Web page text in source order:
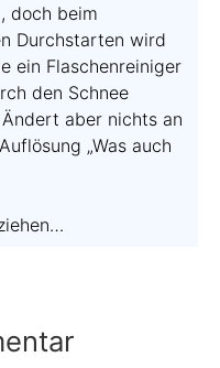
, doch beim
Durchstarten wird
ein Flaschenreiniger
den Schnee
aber nichts an
„Was auch